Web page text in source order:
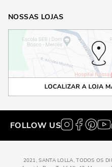
NOSSAS LOJAS
FOLLOW US
2021, SANTA LOLLA, TODOS OS